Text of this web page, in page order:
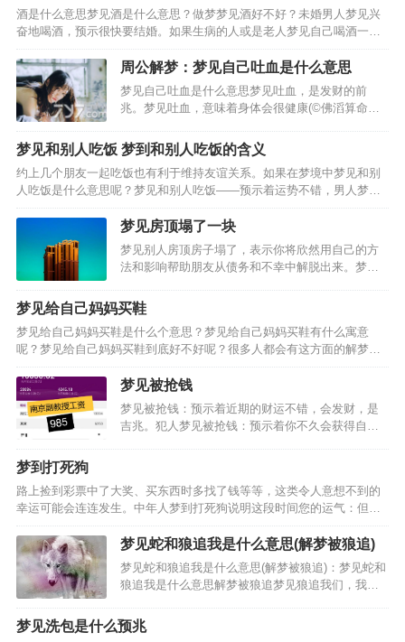
酒是什么意思梦见酒是什么意思？做梦梦见酒好不好？未婚男人梦见兴
奋地喝酒，预示很快要结婚。如果生病的人或是老人梦见自己喝酒一饮
而尽，还暗示可能会遇到危险。妻子梦见给丈夫倒酒，暗示要生孩子。
男人梦见给妻子或情人一杯酒，夫妻或情人会恩爱如初。女人…
周公解梦：梦见自己吐血是什么意思
梦见自己吐血是什么意思梦见吐血，是发财的前
兆。梦见吐血，意味着身体会很健康(©佛滔算命
的。梦见自己吐血，今天领导能力不错!梦见自己大
口吐血:此梦预示着工作或生活上的压力比较大，建
议你不必太担忧，事…
梦见和别人吃饭 梦到和别人吃饭的含义
约上几个朋友一起吃饭也有利于维持友谊关系。如果在梦境中梦见和别
人吃饭是什么意思呢？梦见和别人吃饭——预示着运势不错，男人梦见
和别人吃饭——预示着会有机会外出旅行。途中更会有一次开心快乐的
旅行，女人梦见和别人吃饭——预示着近期会出远门。途中会…
梦见房顶塌了一块
梦见别人房顶房子塌了，表示你将欣然用自己的方
法和影响帮助朋友从债务和不幸中解脱出来。梦见
放纵，将更多地带给他苦恼而不是快乐。梦见房子
地面塌陷好象上是个坟，表示邪恶的评价将使亲戚
们对你非常愤慨。梦见…
梦见给自己妈妈买鞋
梦见给自己妈妈买鞋是什么个意思？梦见给自己妈妈买鞋有什么寓意
呢？梦见给自己妈妈买鞋到底好不好呢？很多人都会有这方面的解梦疑
惑。一、梦见给自己妈妈买鞋预示着你的事业上会有很大的拓展空间，
做事情也比较的顺心，二、已婚者梦见给自己妈妈买鞋预示着你…
梦见被抢钱
梦见被抢钱：预示着近期的财运不错，会发财，是
吉兆。犯人梦见被抢钱：预示着你不久会获得自
钱：会有意外的收入。梦…
梦到打死狗
路上捡到彩票中了大奖、买东西时多找了钱等等，这类令人意想不到的
幸运可能会连连发生。中年人梦到打死狗说明这段时间您的运气：但也
会扭转坏运气而变好，特别要小心疾病。…
梦见蛇和狼追我是什么意思(解梦被狼追)
梦见蛇和狼追我是什么意思(解梦被狼追)：梦见蛇和
狼追我是什么意思解梦被狼追梦见狼追我们，我们
狼追我是什么意思，梦见被狼追是什么意思呢，2、
不同的人梦见被狼追的梦境解析上学的人梦见被狼
梦见洗包是什么预兆